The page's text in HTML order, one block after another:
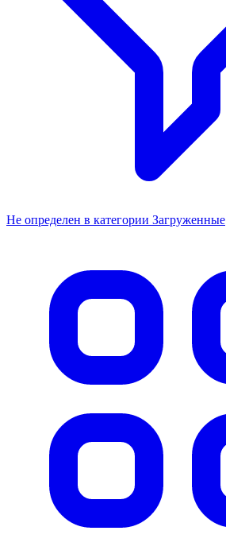
Не определен в категории Загруженные